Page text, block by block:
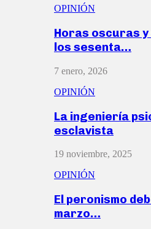
OPINIÓN
Horas oscuras
los sesenta…
7 enero, 2026
OPINIÓN
La ingeniería
esclavista
19 noviembre, 2025
OPINIÓN
El peronismo
marzo…